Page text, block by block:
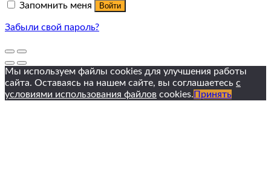
Запомнить меня Войти
Забыли свой пароль?
Мы используем файлы cookies для улучшения работы
сайта. Оставаясь на нашем сайте, вы соглашаетесь с
условиями использования файлов cookies. Принять